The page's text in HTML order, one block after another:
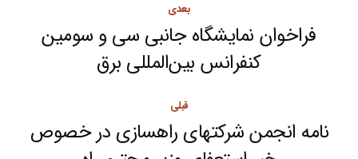
navigation
قبلی
Previous
نامه انجمن شرکتهای راهسازی در خصوص
بعدی
Next
post:
فراخوان نمایشگاه جانبی سی و سومین
کنفرانس بین‌المللی برق